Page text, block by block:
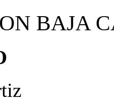
BAJA